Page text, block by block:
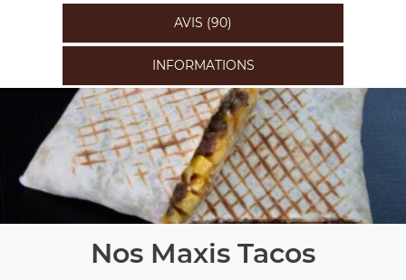
AVIS (90)
INFORMATIONS
Nos Maxis Tacos